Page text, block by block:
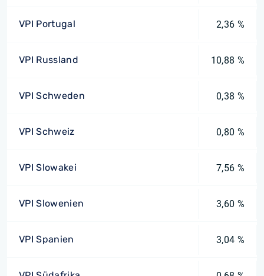
VPI Portugal 2,36 %
VPI Russland 10,88 %
VPI Schweden 0,38 %
VPI Schweiz 0,80 %
VPI Slowakei 7,56 %
VPI Slowenien 3,60 %
VPI Spanien 3,04 %